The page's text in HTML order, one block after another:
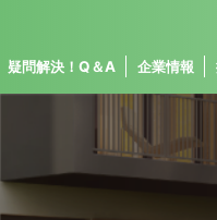
疑問解決！Q＆A 企業情報